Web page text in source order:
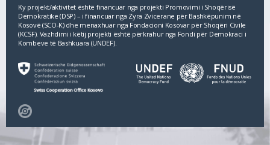
Ky projekt/aktivitet është financuar nga projekti Promovimi i Shoqërisë
Demokratike (DSP) – i financuar nga Zyra Zvicerane për Bashkëpunim në
Kosovë (SCO‐K) dhe menaxhuar nga Fondacioni Kosovar për Shoqëri Civile
(KCSF). Vazhdimi i këtij projekti është përkrahur nga Fondi për Demokraci i
Kombeve të Bashkuara (UNDEF).